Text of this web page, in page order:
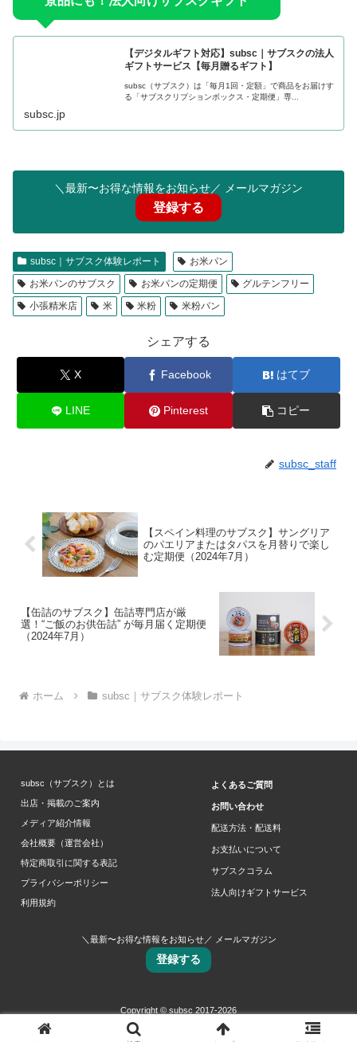
【デジタルギフト対応】subsc｜サブスクの法人
ギフトサービス【毎月贈るギフト】
subsc（サブスク）は「毎月1回・定額」で商品をお届けす
る「サブスクリプションボックス・定期便」専...
subsc.jp
＼最新〜お得な情報をお知らせ／ メールマガジン
登録する
subsc｜サブスク体験レポート
お米パン
お米パンのサブスク
お米パンの定期便
グルテンフリー
小張精米店
米 米粉 米粉パン
シェアする
X Facebook はてブ
LINE Pinterest コピー
subsc_staff
【スペイン料理のサブスク】サングリア
のパエリアまたはタパスを月替りで楽し
む定期便（2024年7月）
【缶詰のサブスク】缶詰専門店が厳
選！“ご飯のお供缶詰” が毎月届く定期便
（2024年7月）
ホーム subsc｜サブスク体験レポート
subsc（サブスク）とは
出店・掲載のご案内
メディア紹介情報
会社概要（運営会社）
特定商取引に関する表記
プライバシーポリシー
利用規約
よくあるご質問
お問い合わせ
配送方法・配送料
お支払いについて
サブスクコラム
法人向けギフトサービス
＼最新〜お得な情報をお知らせ／ メールマガジン
登録する
Copyright © subsc 2017-2026